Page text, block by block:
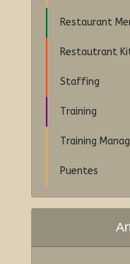
Restaurant
Restautrant
Staffing
Training
Training
Puentes